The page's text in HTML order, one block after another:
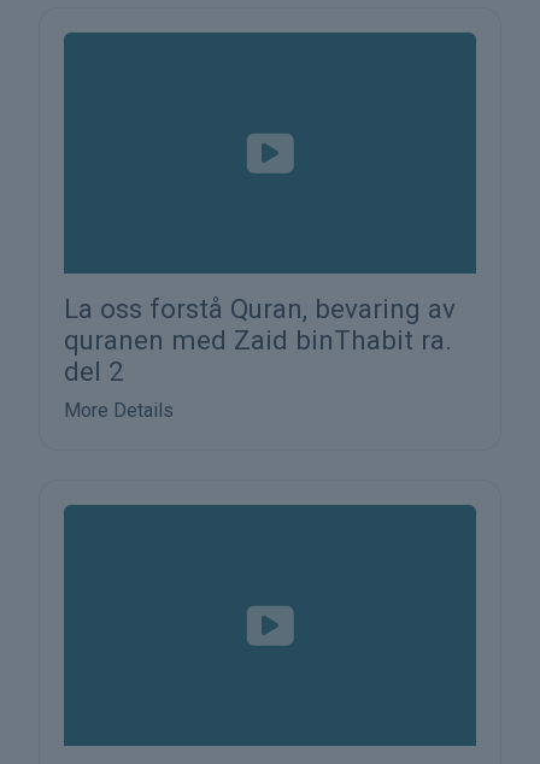
La oss forstå Quran, bevaring av
quranen med Zaid binThabit ra.
del 2
More Details